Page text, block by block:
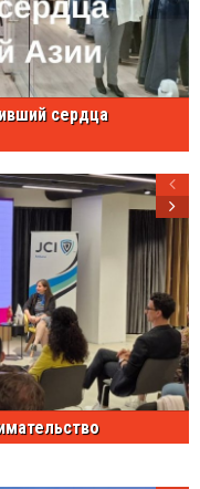
сердца